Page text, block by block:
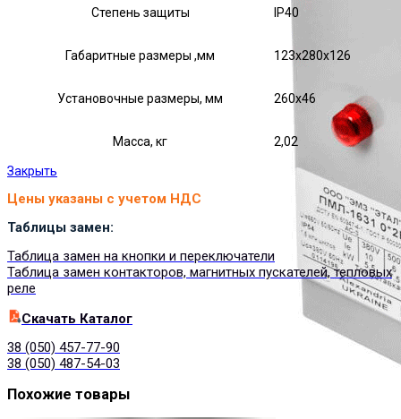
Степень защиты IP40
Габаритные размеры ,мм 123х280х126
Установочные размеры, мм 260х46
Масса, кг 2,02
Закрыть
Цены указаны с учетом НДС
Таблицы замен:
Таблица замен на кнопки и переключатели
Таблица замен контакторов, магнитных пускателей, тепловых
реле
Cкачать Каталог
38 (050) 457-77-90
38 (050) 487-54-03
Похожие товары